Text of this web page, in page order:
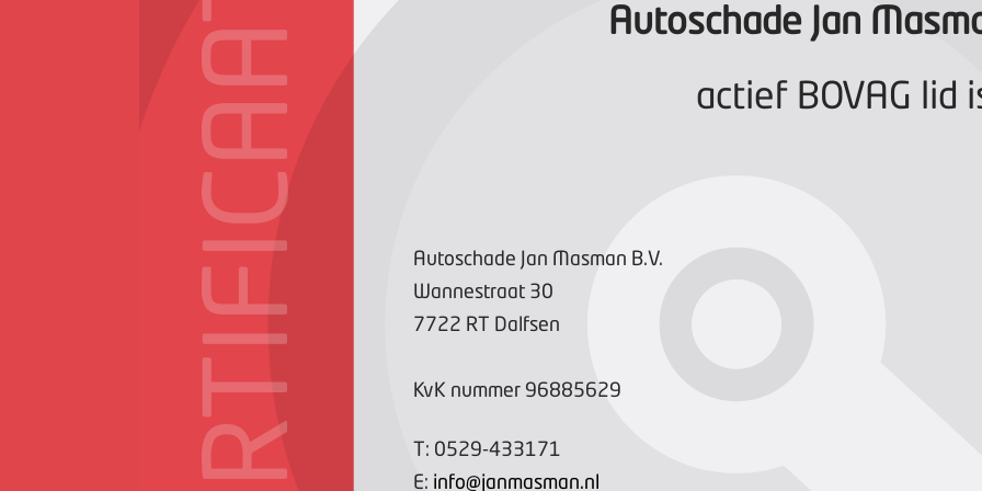
CERTIFICAAT
Autoschade Jan
actief BOVAG lid
Autoschade Jan Masman B.V.
Wannestraat 30
7722 RT Dalfsen
KvK nummer 96885629
T: 0529-433171
E: info@janmasman.nl